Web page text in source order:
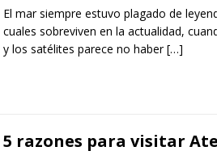
El mar siempre estuvo plagado de
cuales sobreviven en la actualidad,
y los satélites parece no haber[…]
5 razones para visitar